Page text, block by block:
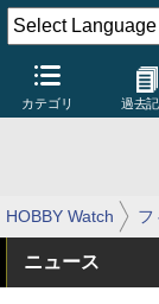
カテゴリ 過去
HOBBY Watch フ
ニュース